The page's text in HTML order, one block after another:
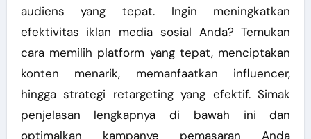
audiens yang tepat. Ingin meningkatkan
efektivitas iklan media sosial Anda? Temukan
cara memilih platform yang tepat, menciptakan
konten menarik, memanfaatkan influencer,
hingga strategi retargeting yang efektif. Simak
penjelasan lengkapnya di bawah ini dan
optimalkan kampanye pemasaran Anda